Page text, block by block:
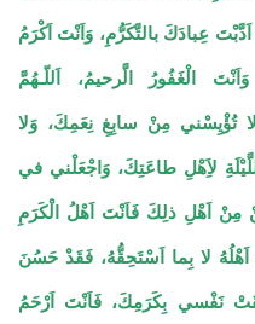
عِبادَكَ بالتَّكَرُّمِ، وَاَنْتَ اَكْرَمُ
الْغَفُورُ الَّرحيمُ، اَللّـهُمَّ
تُؤْيِسْني مِنْ سابِغِ نِعَمِكَ، وَلا
لاَِهْلِ طاعَتِكَ، وَاجْعَلْني في
مِنْ اَهْلِ ذلِكَ فَاَنْتَ اَهْلُ الْكَرَمِ
اَهْلُهُ لا بِما اَسْتَحِقُّهُ، فَقَدْ حَسُنَ
نَفْسي بِكَرَمِكَ، فَاَنْتَ اَرْحَمُ